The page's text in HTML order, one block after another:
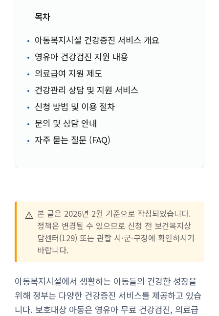
목차
아동복지시설 건강증진 서비스 개요
영유아 건강검진 지원 내용
의료급여 지원 제도
건강관리 상담 및 지원 서비스
신청 방법 및 이용 절차
문의 및 상담 안내
자주 묻는 질문 (FAQ)
⚠️ 본 글은 2026년 2월 기준으로 작성되었습니다.
정책은 변경될 수 있으므로 신청 전 보건복지상
담센터(129) 또는 관할 시·군·구청에 확인하시기
바랍니다.
아동복지시설에서 생활하는 아동들의 건강한 성장을
위해 정부는 다양한 건강증진 서비스를 제공하고 있습
니다. 보호대상 아동은 영유아 무료 건강검진, 의료급